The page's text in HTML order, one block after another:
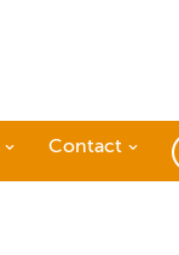
Contact